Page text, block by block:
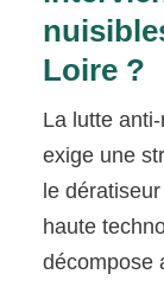
Loire ?
La lutte
exige une
le
haute
décompose